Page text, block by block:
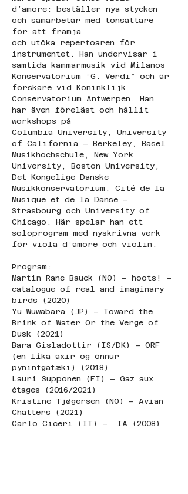
d’amore: beställer nya stycken
och samarbetar med tonsättare
för att främja
och utöka repertoaren för
instrumentet. Han undervisar i
samtida kammarmusik vid Milanos
Konservatorium ”G. Verdi” och är
forskare vid Koninklijk
Conservatorium Antwerpen. Han
har även föreläst och hållit
workshops på
Columbia University, University
of California – Berkeley, Basel
Musikhochschule, New York
University, Boston University,
Det Kongelige Danske
Musikkonservatorium, Cité de la
Musique et de la Danse –
Strasbourg och University of
Chicago. Här spelar han ett
soloprogram med nyskrivna verk
för viola d’amore och violin.
Program:
Martin Rane Bauck (NO) – hoots! –
catalogue of real and imaginary
birds (2020)
Yu Wuwabara (JP) – Toward the
Brink of Water Or the Verge of
Dusk (2021)
Bara Gisladottir (IS/DK) – ORF
(en líka axir og önnur
pynintgatæki) (2018)
Lauri Supponen (FI) – Gaz aux
étages (2016/2021)
Kristine Tjøgersen (NO) – Avian
Chatters (2021)
Carlo Ciceri (IT) –  IA (2008)